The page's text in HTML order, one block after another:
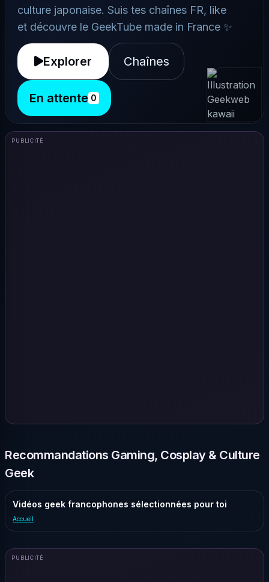
culture japonaise. Suis tes chaînes FR, like
et découvre le GeekTube made in France ✨
Explorer Chaînes
En attente 0
PUBLICITÉ
Recommandations Gaming, Cosplay & Culture
Geek
Vidéos geek francophones sélectionnées pour toi
Accueil
PUBLICITÉ